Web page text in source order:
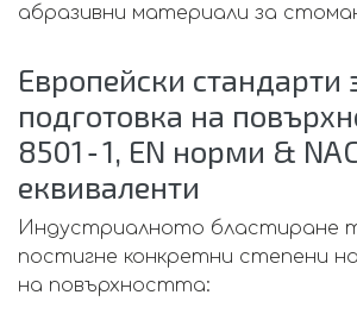
абразивни материали за
Европейски стандарти
подготовка на
8501‑1, EN норми &
еквиваленти
Индустриалното бластиране
постигне конкретни степени
на повърхността: